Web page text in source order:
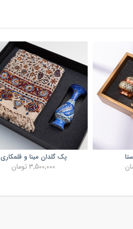
پک گلدان مینا و قلمکاری
3,500,000 تومان